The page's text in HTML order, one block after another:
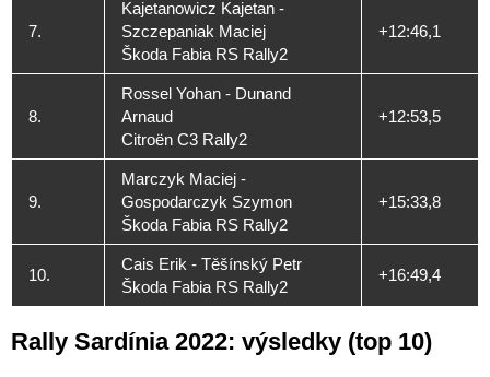
7.
Kajetanowicz Kajetan -
Szczepaniak Maciej
Škoda Fabia RS Rally2
+12:46,1
8.
Rossel Yohan - Dunand
Arnaud
Citroën C3 Rally2
+12:53,5
9.
Marczyk Maciej -
Gospodarczyk Szymon
Škoda Fabia RS Rally2
+15:33,8
10.
Cais Erik - Těšínský Petr
Škoda Fabia RS Rally2
+16:49,4
Rally Sardínia 2022: výsledky (top 10)